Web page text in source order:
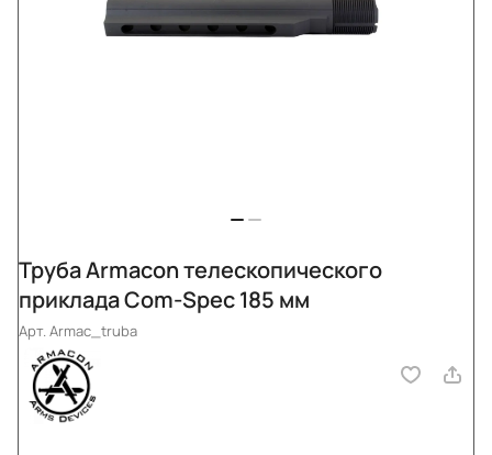
Труба Armacon телескопического
приклада Com-Spec 185 мм
Арт.Armac_truba